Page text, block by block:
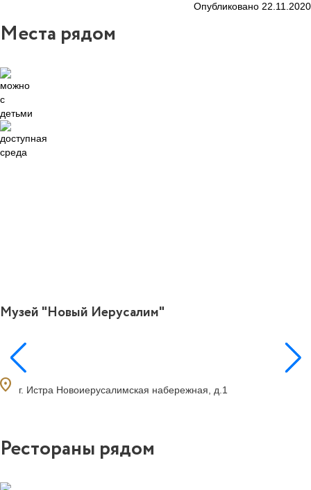
Опубликовано 22.11.2020
Места рядом
Музей "Новый Иерусалим"
г. Истра Новоиерусалимская набережная, д.1
Рестораны рядом